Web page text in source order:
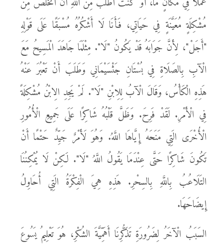
مُشْكِلَةٍ مُعَيَّنَةٍ فِي حَيَاتِي، فَأَنَا لَا أَشْكُرُهُ مُسْبَقًا عَلَى قَوْلِهِ
"أَجَلْ"، لِأَنَّ جَوَابَهُ قَدْ يَكُونُ "لَا". مِثْلَمَا جَاهَدَ الْمَسِيحُ مَعَ
الْآبِ بِالصَلَاةِ فِي بُسْتَانِ جَثْسَيْمَانِي وَطَلَبَ أَنْ تَعْبُرَ عَنْهُ
هَذِهِ الْكَأْسُ، وَقَالَ الْآبُ لِلِابْنِ "لَا". لَمْ يَجِدِ الِابْنُ مُشْكِلَةً
فِي الْأَمْرِ. لَقَدْ فَرِحَ. وَظَلَّ قَلْبُهُ شَاكِرًا عَلَى جَمِيعِ الْأُمُورِ
الْأُخْرَى الَتِي مَنَحَهُ إِيَّاهَا اللَّهُ. وَهُوَ لَأَمْرٌ جَيِّدٌ حَتْمًا أَنْ
تَكُونَ شَاكِرًا حَتَّى عِنْدَمَا يَقُولُ اللَّهُ "لَا". لَكِنْ لَا يُمْكِنُنَا
التَلَاعُبُ بِاللَّهِ بِالسِحْرِ. هَذِهِ هِيَ الْفِكْرَةُ الَتِي أُحَاوِلُ
إِيضَاحَهَا.
السَبَبُ الْآخَرُ لِضَرُورَةِ تَذَكُّرِنَا أَهَمِّيَّةَ الشُكْرِ، هُوَ تَعْلِيمُ يَسُوعَ